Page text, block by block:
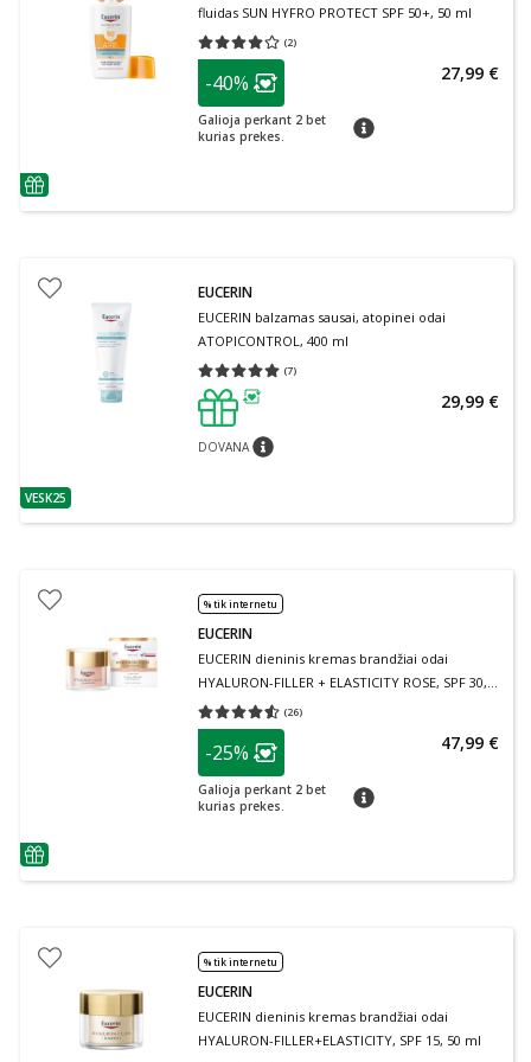
patarimas
fluidas SUN HYFRO PROTECT SPF 50+, 50 ml
(2)
Vidutinis įvertinimas 4.00
patarimas
Lojalumo klubo narių nuolaida
-40%
Galioja perkant 2 bet
kurias prekes.
patarimas
27,99 €
patarimas
VESK25
EUCERIN
EUCERIN balzamas sausai, atopinei odai
ATOPICONTROL, 400 ml
(7)
Vidutinis įvertinimas 5.00
patarimas
DOVANApatarimas
29,99 €
patarimas
% tik internetu
EUCERIN
EUCERIN dieninis kremas brandžiai odai
HYALURON-FILLER + ELASTICITY ROSE, SPF 30,
50 ml
(26)
Vidutinis įvertinimas 4.50
patarimas
Lojalumo klubo narių nuolaida
-25%
Galioja perkant 2 bet
kurias prekes.
patarimas
47,99 €
% tik internetu
EUCERIN
EUCERIN dieninis kremas brandžiai odai
HYALURON-FILLER+ELASTICITY, SPF 15, 50 ml